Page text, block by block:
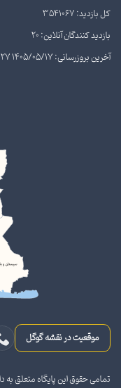
کل بازدید: 3541067
بازدید کنندگان آنلاین: 20
آخرین بروزرسانی: 1405/05/17 08:27
موقعیت در نقشه گوگل
تمامی حقوق این پایگاه متعلق